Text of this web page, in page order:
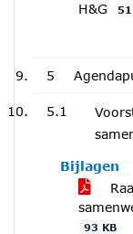
H&G
51
5
5.1
Bijlagen
93 KB